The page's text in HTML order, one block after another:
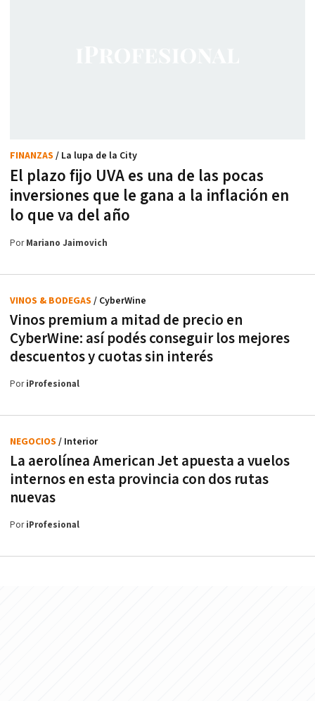
El plazo fijo UVA es una de las pocas
inversiones que le gana a la inflación en
lo que va del año
FINANZAS / La lupa de la City
PorMariano Jaimovich
Vinos premium a mitad de precio en
CyberWine: así podés conseguir los mejores
descuentos y cuotas sin interés
VINOS & BODEGAS / CyberWine
PoriProfesional
La aerolínea American Jet apuesta a vuelos
internos en esta provincia con dos rutas
nuevas
NEGOCIOS / Interior
PoriProfesional